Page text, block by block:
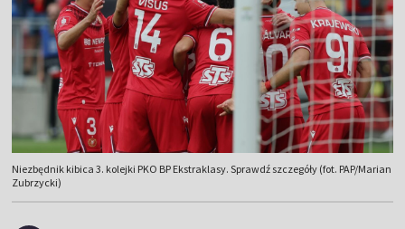
Niezbędnik kibica 3. kolejki PKO BP Ekstraklasy. Sprawdź szczegóły (fot. PAP/Marian
Zubrzycki)